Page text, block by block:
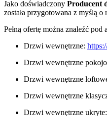
Jako doświadczony Producent
została przygotowana z myślą
Pełną ofertę można znaleźć pod
Drzwi wewnętrzne:
Drzwi wewnętrzne
Drzwi wewnętrzne
Drzwi wewnętrzne
Drzwi wewnętrzne ukryte: